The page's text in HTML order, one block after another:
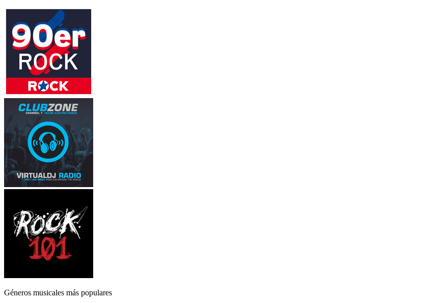
Géneros musicales más populares